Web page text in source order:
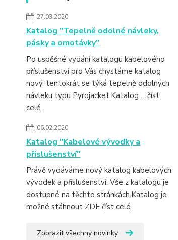
27.03.2020
Katalog "Tepelně odolné návleky,
pásky a omotávky"
Po uspěšné vydání katalogu kabelového
příslušenství pro Vás chystáme katalog
nový, tentokrát se týká tepelně odolných
návleku typu Pyrojacket.Katalog ... číst
celé
06.02.2020
Katalog "Kabelové vývodky a
příslušenství"
Právě vydáváme nový katalog kabelových
vývodek a příslušenství. Vše z katalogu je
dostupné na těchto stránkách.Katalog je
možné stáhnout ZDE číst celé
Zobrazit všechny novinky